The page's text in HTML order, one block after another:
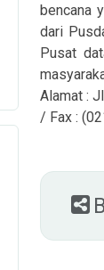
bencana
dari
Pusat
Alamat :
/ Fax :